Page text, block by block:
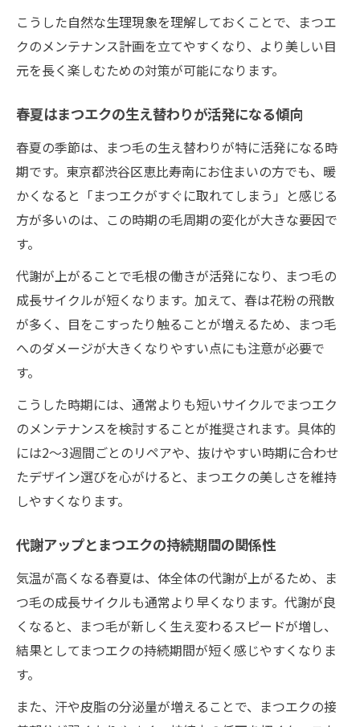
まつエクが馴染むための毛周期理解法
まつエク長持ちに役立つ毛周期の見極め方
まつエクを長持ちさせるための春夏対策
まつエクの毛周期に合わせたケアポイント
集
皮脂対策で春夏のまつエクを守る方法
まつエクが抜けやすい季節の対策アイデア
まつエク初心者にも簡単な春夏メンテ術
まつエクの毛周期に合わせた頻度調整のコ
ツ
春夏のまつエクメンテナンス最適なタイミ
ング
まつエクと毛周期に応じた周期の選び方
自まつ毛の状態別まつエク施術頻度の目安
こうした自然な生理現象を理解しておくことで、まつエ
クのメンテナンス計画を立てやすくなり、より美しい目
元を長く楽しむための対策が可能になります。
春夏はまつエクの生え替わりが活発になる傾向
春夏の季節は、まつ毛の生え替わりが特に活発になる時
期です。東京都渋谷区恵比寿南にお住まいの方でも、暖
かくなると「まつエクがすぐに取れてしまう」と感じる
方が多いのは、この時期の毛周期の変化が大きな要因で
す。
代謝が上がることで毛根の働きが活発になり、まつ毛の
成長サイクルが短くなります。加えて、春は花粉の飛散
が多く、目をこすったり触ることが増えるため、まつ毛
へのダメージが大きくなりやすい点にも注意が必要で
す。
こうした時期には、通常よりも短いサイクルでまつエク
のメンテナンスを検討することが推奨されます。具体的
には2〜3週間ごとのリペアや、抜けやすい時期に合わせ
たデザイン選びを心がけると、まつエクの美しさを維持
しやすくなります。
代謝アップとまつエクの持続期間の関係性
気温が高くなる春夏は、体全体の代謝が上がるため、ま
つ毛の成長サイクルも通常より早くなります。代謝が良
くなると、まつ毛が新しく生え変わるスピードが増し、
結果としてまつエクの持続期間が短く感じやすくなりま
す。
また、汗や皮脂の分泌量が増えることで、まつエクの接